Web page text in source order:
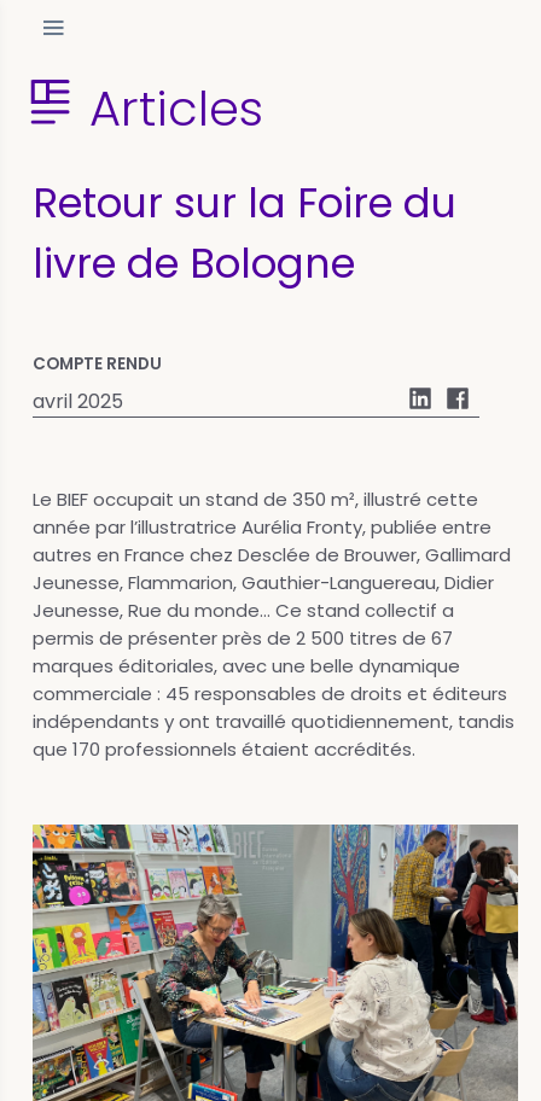
Articles
Retour sur la Foire du
livre de Bologne
COMPTE RENDU
avril 2025
Le BIEF occupait un stand de 350 m², illustré cette
année par l’illustratrice Aurélia Fronty, publiée entre
autres en France chez Desclée de Brouwer, Gallimard
Jeunesse, Flammarion, Gauthier-Languereau, Didier
Jeunesse, Rue du monde… Ce stand collectif a
permis de présenter près de 2 500 titres de 67
marques éditoriales, avec une belle dynamique
commerciale : 45 responsables de droits et éditeurs
indépendants y ont travaillé quotidiennement, tandis
que 170 professionnels étaient accrédités.